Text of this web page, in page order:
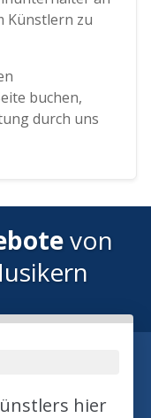
Künstlern zu
buchen,
durch uns
von
hier